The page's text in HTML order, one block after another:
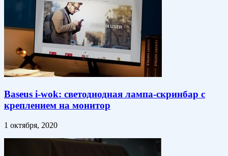
Baseus i-wok: светодиодная лампа-скринбар с
креплением на монитор
1 октября, 2020